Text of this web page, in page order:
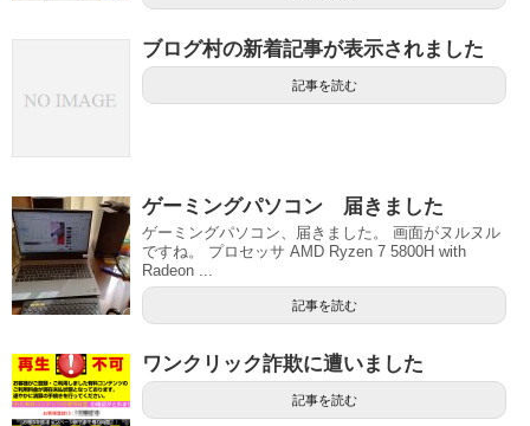
ブログ村の新着記事が表示されました
記事を読む
ゲーミングパソコン 届きました
ゲーミングパソコン、届きました。 画面がヌルヌル
ですね。 プロセッサ AMD Ryzen 7 5800H with
Radeon ...
記事を読む
ワンクリック詐欺に遭いました
記事を読む